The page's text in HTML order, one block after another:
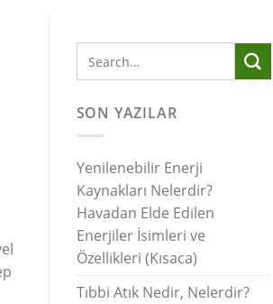
SON YAZILAR
Yenilenebilir Enerji
Kaynakları Nelerdir?
Havadan Elde Edilen
Enerjiler İsimleri ve
Özellikleri (Kısaca)
Tıbbi Atık Nedir, Nelerdir?